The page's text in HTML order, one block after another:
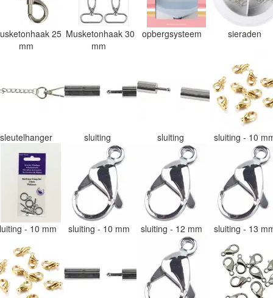
25
mm
Musketonhaak 30
mm
opbergsysteem sieraden
sleutelhanger sluiting sluiting sluiting - 10
- 10 mm sluiting - 10 mm sluiting - 12 mm sluiting - 13